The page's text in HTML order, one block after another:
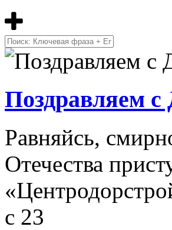
Поздравляем
Равняйсь,
Отечества
с 23